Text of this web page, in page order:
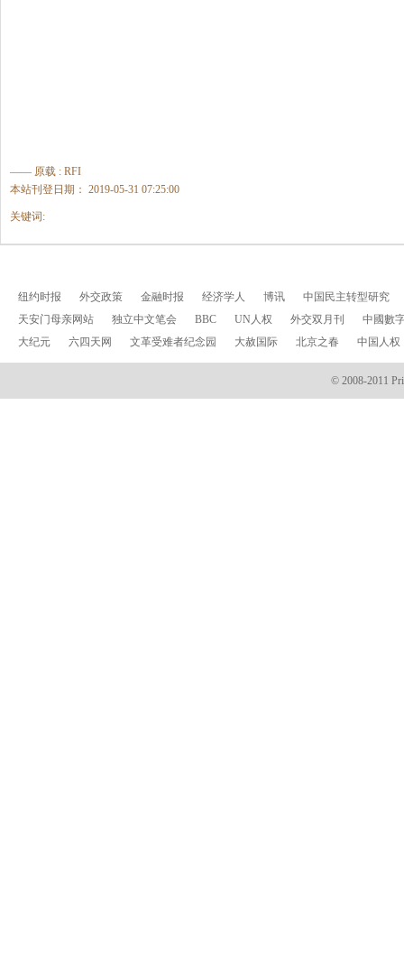
—— 原载 : RFI
本站刊登日期： 2019-05-31 07:25:00
关键词:
纽约时报 外交政策 金融时报 经济学人 博讯
中国民主转型研究
天安门母亲网站
独立中文笔会 BBC UN人权 外交双月刊
中國數
大纪元
六四天网 文革受难者纪念园 大赦国际 北京之春 中国人权
© 2008-2011